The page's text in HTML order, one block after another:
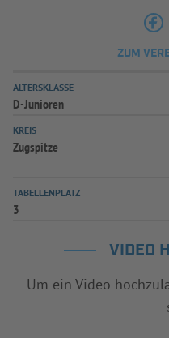
ZUM
ALTERSKLASSE
D-Junioren
KREIS
Zugspitze
TABELLENPLATZ
3
VIDEO
Um ein Video